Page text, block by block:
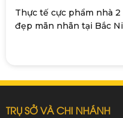
Thực tế cực phẩm nhà
đẹp mãn nhãn tại Bắc
TRỤ SỞ VÀ CHI NHÁNH